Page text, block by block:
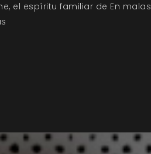
el espíritu familiar de En malas